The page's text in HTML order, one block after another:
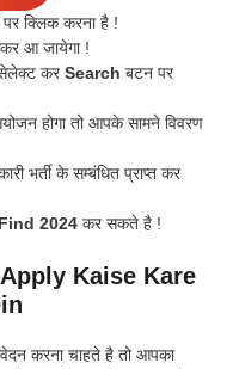
पर क्लिक करना है !
आ जायेगा !
करSearch बटन पर
होगा तो आपके सामने विवरण
भर्ती के सम्बंधित प्राप्त कर
2024 कर सकते है !
Kaise Kare
करना चाहते है तो आपका